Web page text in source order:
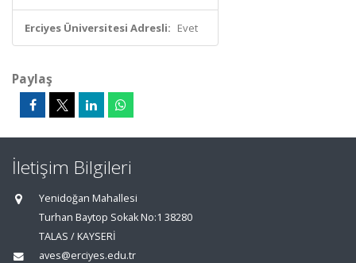
Erciyes Üniversitesi Adresli: Evet
Paylaş
İletişim Bilgileri
Yenidoğan Mahallesi
Turhan Baytop Sokak No:1 38280
TALAS / KAYSERİ
aves@erciyes.edu.tr